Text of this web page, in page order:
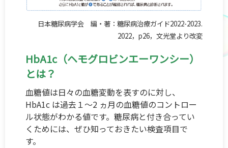
抗菌薬を正しく知って使おう
妊娠について考えるスタートBOOK
一般の皆さまへ
企業サイト
日本糖尿病学会 編・著：糖尿病治療ガイド2022-2023.
2022，p26，文光堂より改変
HbA1c（ヘモグロビンエーワンシー）
とは？
血糖値は日々の血糖変動を表すのに対し、
HbA1c は過去１～2 ヵ月の血糖値のコントロー
ル状態がわかる値です。糖尿病と付き合ってい
くためには、ぜひ知っておきたい検査項目で
す。